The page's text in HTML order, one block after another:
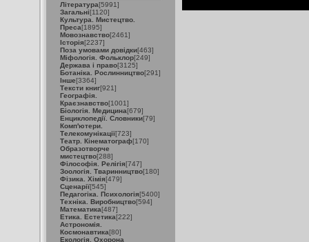
Література[5991]
Загальні[1120]
Культура. Мистецтво.
Преса[1895]
Мовознавство[2461]
Історія[2237]
Поза умовами довідки[463]
Міфологія. Фольклор[249]
Держава і право[3125]
Ботаніка. Рослинництво[291]
Інше[3364]
Тексти книг[921]
Географія.
Краєзнавство[1001]
Біологія. Медицина[679]
Енциклопедії. Словники[79]
Комп'ютери.
Телекомунікації[723]
Театр. Кінематограф[170]
Образотворче
мистецтво[288]
Філософія. Релігія[747]
Зоологія. Тваринництво[180]
Фізика. Хімія[479]
Сценарії[545]
Педагогіка. Психологія[5400]
Техніка. Виробництво[594]
Математика[487]
Етика. Естетика[222]
Астрономія.
Космонавтика[80]
Екологія. Охорона